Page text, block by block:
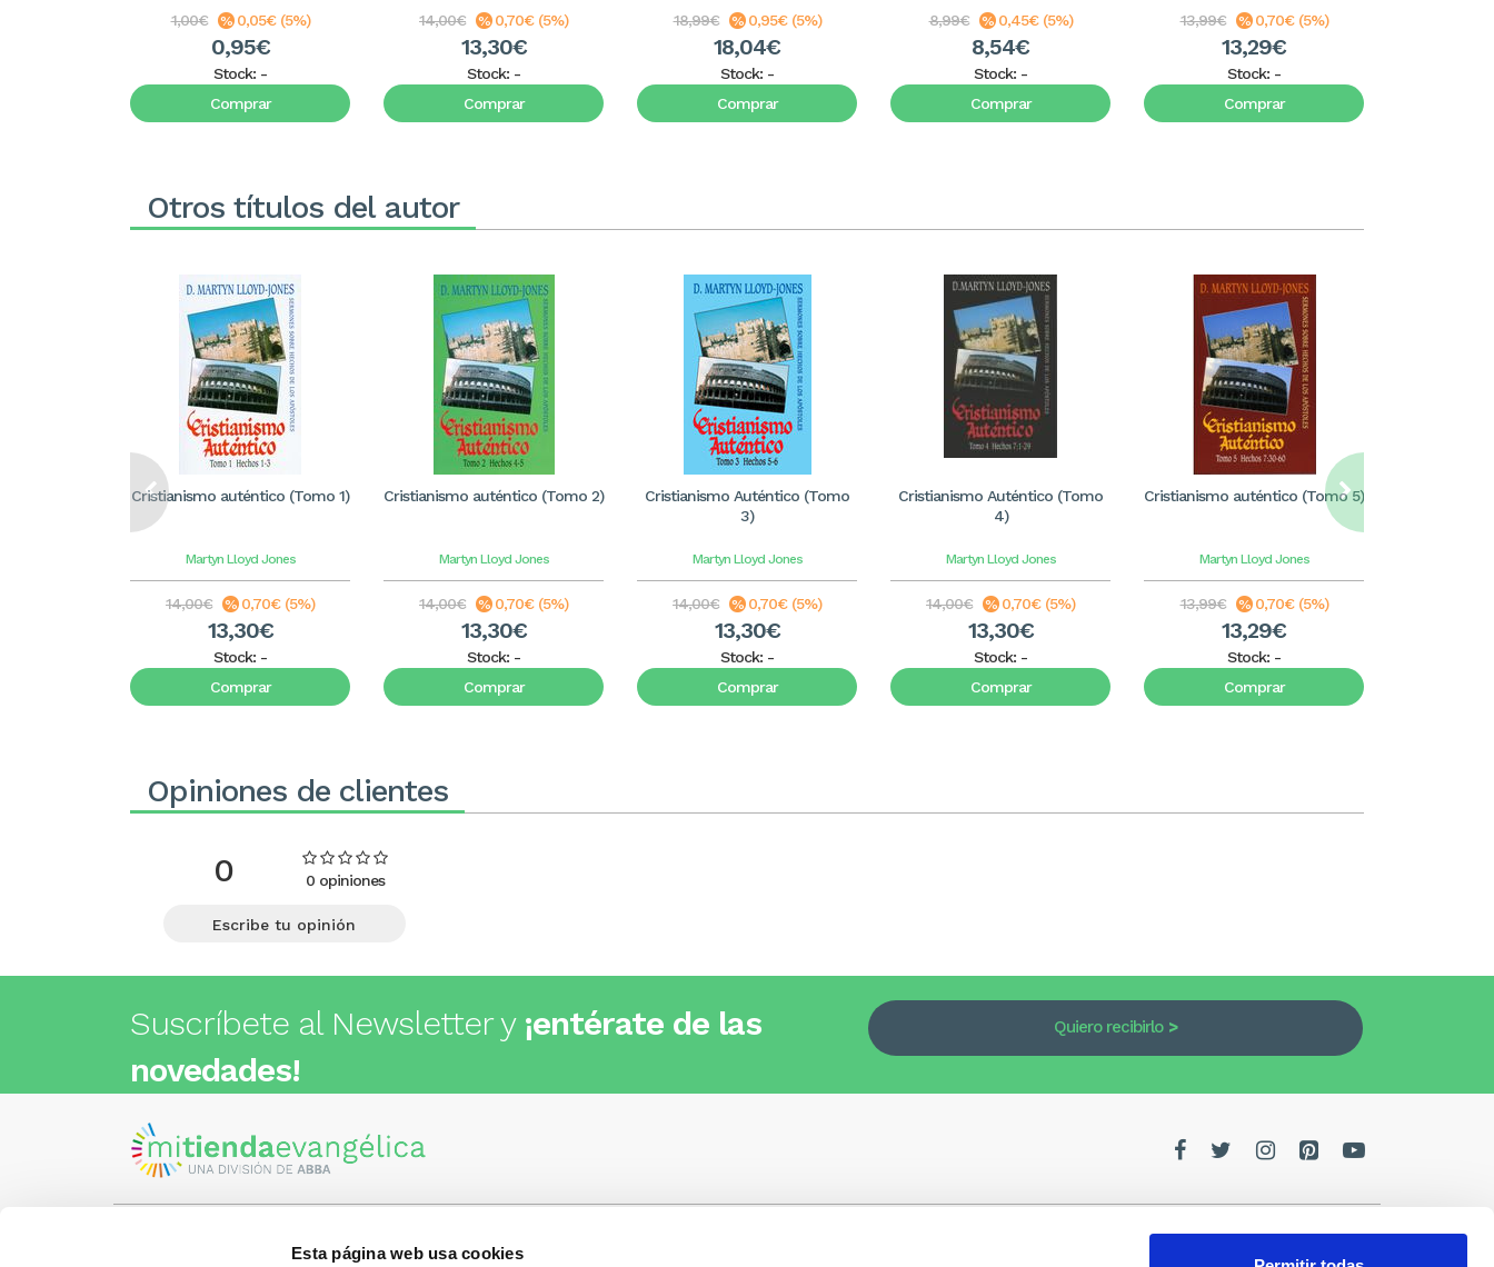
Esta página web usa cookies
1,00€ 0,05€ (5%)
0,95€
Stock: -
Comprar
14,00€ 0,70€ (5%)
13,30€
Stock: -
Comprar
18,99€ 0,95€ (5%)
18,04€
Stock: -
Comprar
8,99€ 0,45€ (5%)
8,54€
Stock: -
Comprar
13,99€ 0,70€ (5%)
13,29€
Stock: -
Comprar
Otros títulos del autor
Cristianismo auténtico (Tomo 1)
Martyn Lloyd Jones
14,00€ 0,70€ (5%)
13,30€
Stock: -
Comprar
Cristianismo auténtico (Tomo 2)
Martyn Lloyd Jones
14,00€ 0,70€ (5%)
13,30€
Stock: -
Comprar
Cristianismo Auténtico (Tomo
3)
Martyn Lloyd Jones
14,00€ 0,70€ (5%)
13,30€
Stock: -
Comprar
Cristianismo Auténtico (Tomo
4)
Martyn Lloyd Jones
14,00€ 0,70€ (5%)
13,30€
Stock: -
Comprar
Cristianismo auténtico (Tomo 5)
Martyn Lloyd Jones
13,99€ 0,70€ (5%)
13,29€
Stock: -
Comprar
Opiniones de clientes
0 0 opiniones
Escribe tu opinión
Suscríbete al Newsletter y ¡entérate de las
novedades!
Quiero recibirlo
Visita nuestra tienda